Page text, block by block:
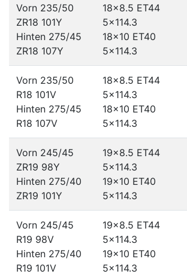
Vorn 235/50
ZR18 101Y
Hinten 275/45
ZR18 107Y
18x8.5 ET44
5x114.3
18x10 ET40
5x114.3
Vorn 235/50
R18 101V
Hinten 275/45
R18 107V
18x8.5 ET44
5x114.3
18x10 ET40
5x114.3
Vorn 245/45
ZR19 98Y
Hinten 275/40
ZR19 101Y
19x8.5 ET44
5x114.3
19x10 ET40
5x114.3
Vorn 245/45
R19 98V
Hinten 275/40
R19 101V
19x8.5 ET44
5x114.3
19x10 ET40
5x114.3